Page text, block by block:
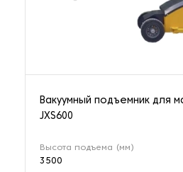
Электромагниты
Вакуумный подъемник для
JXS600
Высота подъема (мм)
3500